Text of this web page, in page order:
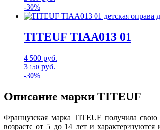
-30%
TITEUF TIAA013 01
4 500 руб.
3 150 руб.
-30%
Описание марки TITEUF
Французская марка TITEUF получила
возрасте от 5 до 14 лет и